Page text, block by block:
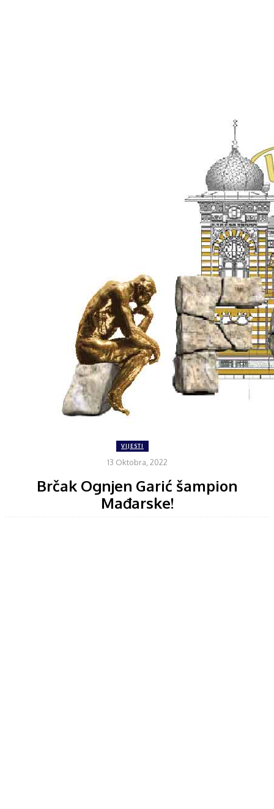
VIJESTI
13 Oktobra, 2022
Brčak Ognjen Garić šampion
Mađarske!